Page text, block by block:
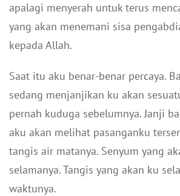
apalagi menyerah untuk terus
yang akan menemani sisa
kepada Allah.
Saat itu aku benar-benar percaya.
sedang menjanjikan ku akan
pernah kuduga sebelumnya. Janji
aku akan melihat pasanganku
tangis air matanya. Senyum yang
selamanya. Tangis yang akan ku
waktunya.